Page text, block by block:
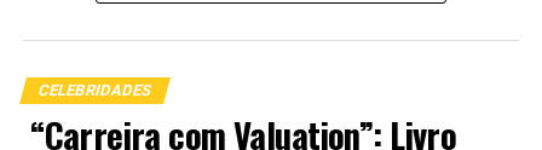
Durante seu mandato, entre 2019 e 2022, o governo
promoveu discussões sobre redução do tamanho do
Estado, flexibilização de regras para posse de armas,
CELEBRIDADES
“Carreira com Valuation”: Livro